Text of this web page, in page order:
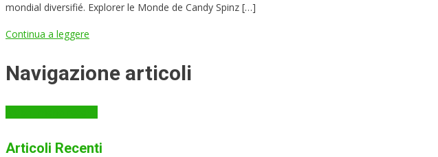
mondial diversifié. Explorer le Monde de Candy Spinz […]
Continua a leggere
Navigazione articoli
Articoli Recenti